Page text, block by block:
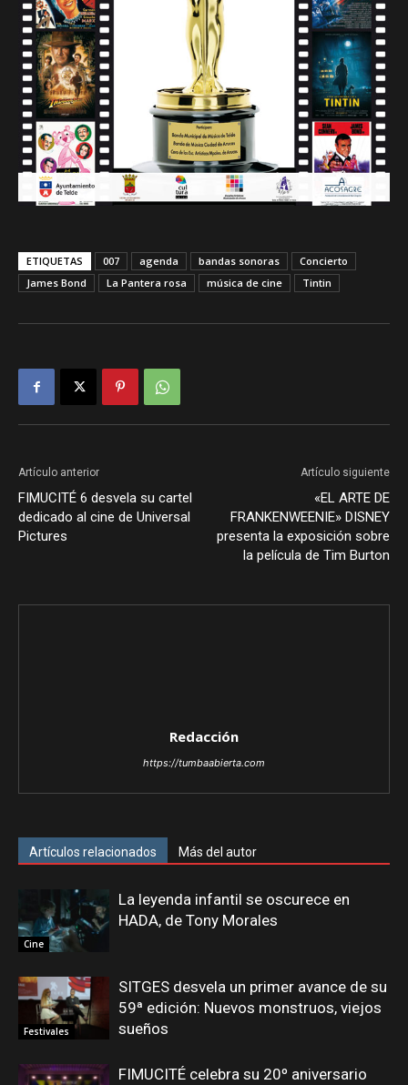
ETIQUETAS 007 agenda bandas sonoras
Concierto
James Bond
La Pantera rosa música de cine Tintin
Artículo anterior
FIMUCITÉ 6 desvela su cartel
dedicado al cine de Universal
Pictures
Artículo siguiente
«EL ARTE DE
FRANKENWEENIE» DISNEY
presenta la exposición sobre
la película de Tim Burton
Redacción
https://tumbaabierta.com
Artículos relacionados Más del autor
Cine
La leyenda infantil se oscurece en
HADA, de Tony Morales
Festivales
SITGES desvela un primer avance de su
59ª edición: Nuevos monstruos, viejos
sueños
FIMUCITÉ celebra su 20º aniversario